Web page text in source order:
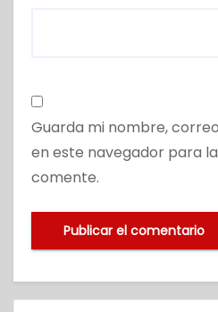
Guarda mi nombre,
en este navegador para
comente.